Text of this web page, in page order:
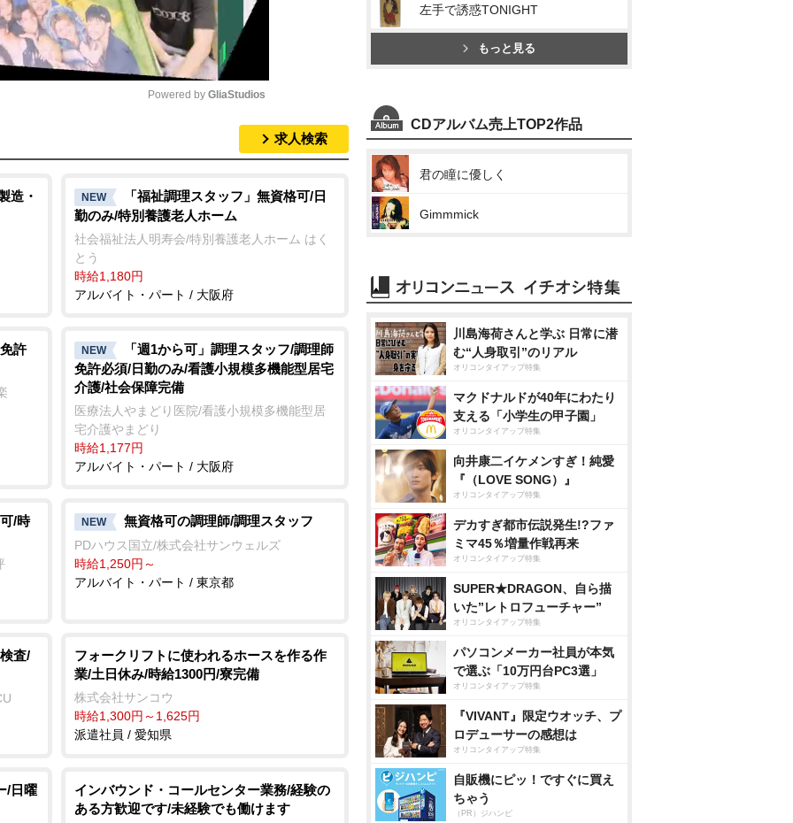
t
e
Powered by GliaStudios
求人検索
造・ NEW
「福祉調理スタッフ」無資格可/日
勤のみ/特別養護老人ホーム
社会福祉法人明寿会/特別養護老人ホーム はく
とう
時給1,180円
アルバイト・パート / 大阪府
許 NEW
「週1から可」調理スタッフ/調理師
免許必須/日勤のみ/看護小規模多機能型居宅
介護/社会保障完備
医療法人やまどり医院/看護小規模多機能型居
宅介護やまどり
時給1,177円
アルバイト・パート / 大阪府
/時 NEW 無資格可の調理師/調理スタッフ
PDハウス国立/株式会社サンウェルズ
時給1,250円～
アルバイト・パート / 東京都
査/
フォークリフトに使われるホースを作る作
業/土日休み/時給1300円/寮完備
株式会社サンコウ
時給1,300円～1,625円
派遣社員 / 愛知県
/日曜
インバウンド・コールセンター業務/経験の
ある方歓迎です/未経験でも働けます
左手で誘惑TONIGHT
もっと見る
CDアルバム売上TOP2作品
君の瞳に優しく
Gimmmick
川島海荷さんと学ぶ 日常に潜
む“人身取引”のリアル
オリコンタイアップ特集
マクドナルドが40年にわたり
支える「小学生の甲子園」
オリコンタイアップ特集
向井康二イケメンすぎ！純愛
『（LOVE SONG）』
オリコンタイアップ特集
デカすぎ都市伝説発生!?ファ
ミマ45％増量作戦再来
オリコンタイアップ特集
SUPER★DRAGON、自ら描
いた”レトロフューチャー”
オリコンタイアップ特集
パソコンメーカー社員が本気
で選ぶ「10万円台PC3選」
オリコンタイアップ特集
『VIVANT』限定ウオッチ、プ
ロデューサーの感想は
オリコンタイアップ特集
自販機にピッ！ですぐに買え
ちゃう
（PR）ジハンピ